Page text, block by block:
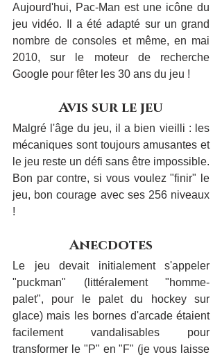
Aujourd'hui, Pac-Man est une icône du
jeu vidéo. Il a été adapté sur un grand
nombre de consoles et même, en mai
2010, sur le moteur de recherche
Google pour fêter les 30 ans du jeu !
Avis sur le jeu
Malgré l'âge du jeu, il a bien vieilli : les
mécaniques sont toujours amusantes et
le jeu reste un défi sans être impossible.
Bon par contre, si vous voulez "finir" le
jeu, bon courage avec ses 256 niveaux
!
Anecdotes
Le jeu devait initialement s'appeler
"puckman" (littéralement "homme-
palet", pour le palet du hockey sur
glace) mais les bornes d'arcade étaient
facilement vandalisables pour
transformer le "P" en "F" (je vous laisse